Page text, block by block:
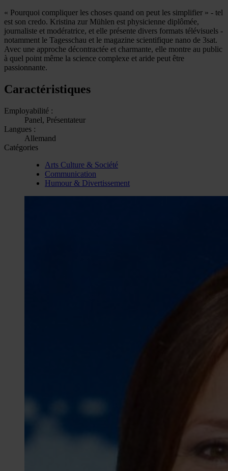
« Pourquoi compliquer les choses quand on peut les simplifier » - tel
est son credo. Kristina zur Mühlen est physicienne diplômée,
journaliste et modératrice, et elle présente divers formats télévisuels -
notamment le Tagesschau et le magazine scientifique nano de 3sat.
Avec une approche décontractée et charmante, elle montre au public
à quel point même la science complexe et aride peut être
passionnante.
Caractéristiques
Employabilité :
Panel, Présentateur
Langues :
Allemand
Catégories
Arts Culture & Société
Communication
Humour & Divertissement